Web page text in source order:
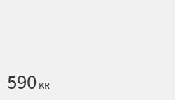
590 KR